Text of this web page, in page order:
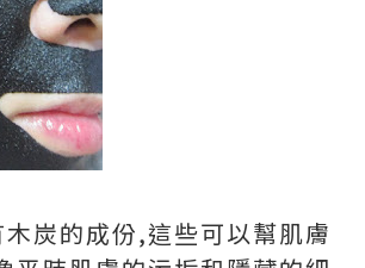
炭的成份,這些可以幫肌膚